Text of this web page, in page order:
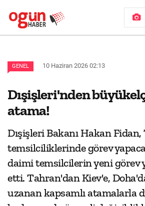
GENEL 10 Haziran 2026 02:13
Dışişleri'nden
atama!
Dışişleri Bakanı Hakan
temsilciliklerinde görev
daimi temsilcilerin yeni görev
etti. Tahran'dan Kiev'e,
uzanan kapsamlı atamalarla